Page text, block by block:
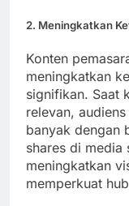
2. Meningkatkan
Konten
meningkatkan
signifikan. Saat
relevan,
banyak dengan
shares di media
meningkatkan
memperkuat